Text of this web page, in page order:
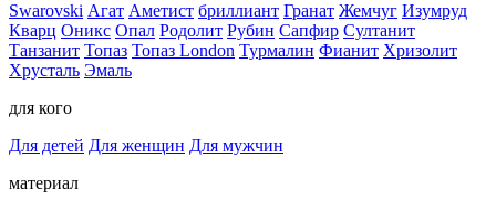
Swarovski Агат Аметист бриллиант Гранат Жемчуг Изумруд
Кварц Оникс Опал Родолит Рубин Сапфир Султанит
Танзанит Топаз Топаз London Турмалин Фианит Хризолит
Хрусталь Эмаль
для кого
Для детей Для женщин Для мужчин
материал